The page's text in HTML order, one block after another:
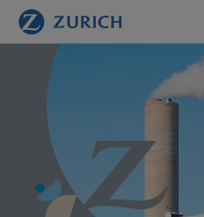
Saltar al contenido principal